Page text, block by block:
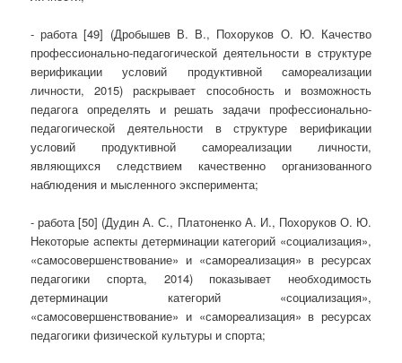
- работа [49] (Дробышев В. В., Похоруков О. Ю. Качество
профессионально-педагогической деятельности в структуре
верификации условий продуктивной самореализации
личности, 2015) раскрывает способность и возможность
педагога определять и решать задачи профессионально-
педагогической деятельности в структуре верификации
условий продуктивной самореализации личности,
являющихся следствием качественно организованного
наблюдения и мысленного эксперимента;
- работа [50] (Дудин А. С., Платоненко А. И., Похоруков О. Ю.
Некоторые аспекты детерминации категорий «социализация»,
«самосовершенствование» и «самореализация» в ресурсах
педагогики спорта, 2014) показывает необходимость
детерминации категорий «социализация»,
«самосовершенствование» и «самореализация» в ресурсах
педагогики физической культуры и спорта;